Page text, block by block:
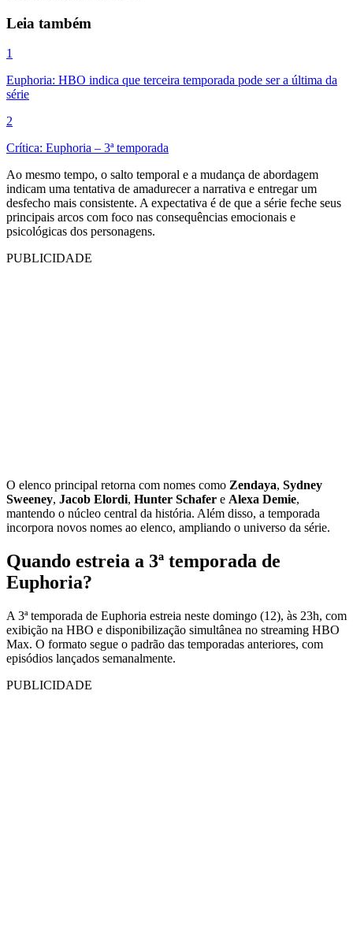
Leia também
1
Euphoria: HBO indica que terceira temporada pode ser a última da
série
2
Crítica: Euphoria – 3ª temporada
Ao mesmo tempo, o salto temporal e a mudança de abordagem
indicam uma tentativa de amadurecer a narrativa e entregar um
desfecho mais consistente. A expectativa é de que a série feche seus
principais arcos com foco nas consequências emocionais e
psicológicas dos personagens.
PUBLICIDADE
O elenco principal retorna com nomes como Zendaya, Sydney
Sweeney, Jacob Elordi, Hunter Schafer e Alexa Demie,
mantendo o núcleo central da história. Além disso, a temporada
incorpora novos nomes ao elenco, ampliando o universo da série.
Quando estreia a 3ª temporada de
Euphoria?
A 3ª temporada de Euphoria estreia neste domingo (12), às 23h, com
exibição na HBO e disponibilização simultânea no streaming HBO
Max. O formato segue o padrão das temporadas anteriores, com
episódios lançados semanalmente.
PUBLICIDADE